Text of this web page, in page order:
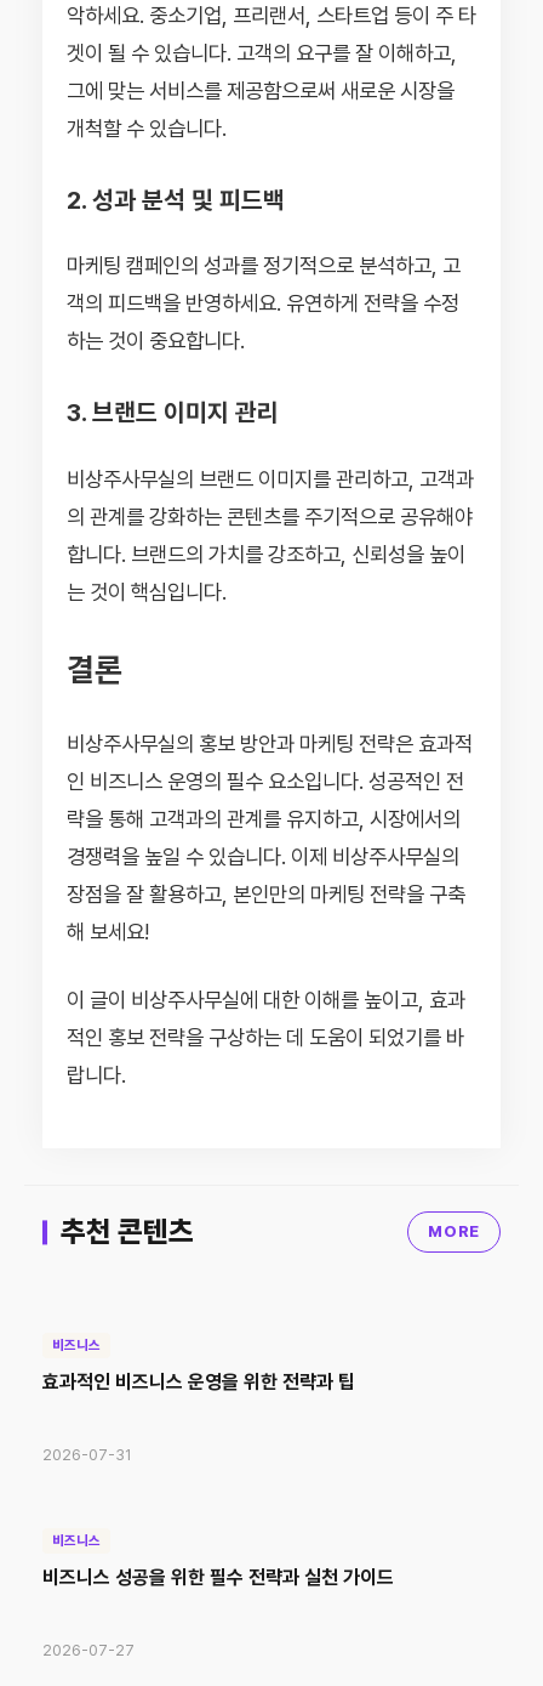
악하세요. 중소기업, 프리랜서, 스타트업 등이 주 타
겟이 될 수 있습니다. 고객의 요구를 잘 이해하고,
그에 맞는 서비스를 제공함으로써 새로운 시장을
개척할 수 있습니다.
2. 성과 분석 및 피드백
마케팅 캠페인의 성과를 정기적으로 분석하고, 고
객의 피드백을 반영하세요. 유연하게 전략을 수정
하는 것이 중요합니다.
3. 브랜드 이미지 관리
비상주사무실의 브랜드 이미지를 관리하고, 고객과
의 관계를 강화하는 콘텐츠를 주기적으로 공유해야
합니다. 브랜드의 가치를 강조하고, 신뢰성을 높이
는 것이 핵심입니다.
결론
비상주사무실의 홍보 방안과 마케팅 전략은 효과적
인 비즈니스 운영의 필수 요소입니다. 성공적인 전
략을 통해 고객과의 관계를 유지하고, 시장에서의
경쟁력을 높일 수 있습니다. 이제 비상주사무실의
장점을 잘 활용하고, 본인만의 마케팅 전략을 구축
해 보세요!
이 글이 비상주사무실에 대한 이해를 높이고, 효과
적인 홍보 전략을 구상하는 데 도움이 되었기를 바
랍니다.
추천 콘텐츠 MORE
비즈니스
효과적인 비즈니스 운영을 위한 전략과 팁
2026-07-31
비즈니스
비즈니스 성공을 위한 필수 전략과 실천 가이드
2026-07-27